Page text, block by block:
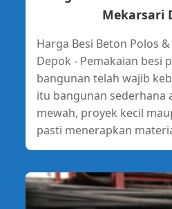
Mekarsari
Harga Besi Beton Polos
Depok - Pemakaian besi
bangunan telah wajib
itu bangunan sederhana
mewah, proyek kecil
pasti menerapkan